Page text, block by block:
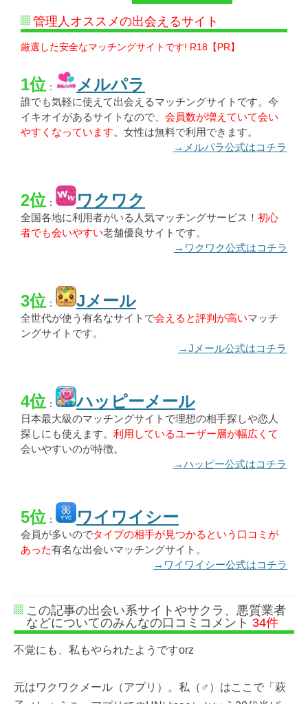
管理人オススメの出会えるサイト
厳選した安全なマッチングサイトです! R18【PR】
1位： メルパラ
誰でも気軽に使えて出会えるマッチングサイトです。今
イキオイがあるサイトなので、 会員数が増えていて会い
やすくなっています。女性は無料で利用できます。
→メルパラ公式はコチラ
2位： ワクワク
全国各地に利用者がいる人気マッチングサービス！ 初心
者でも会いやすい老舗優良サイトです。
→ワクワク公式はコチラ
3位： Jメール
全世代が使う有名なサイトで会えると評判が高いマッチ
ングサイトです。
→Jメール公式はコチラ
4位： ハッピーメール
日本最大級のマッチングサイトで理想の相手探しや恋人
探しにも使えます。 利用しているユーザー層が幅広くて
会いやすいのが特徴。
→ハッピー公式はコチラ
5位： ワイワイシー
会員が多いのでタイプの相手が見つかるという口コミが
あった有名な出会いマッチングサイト。
→ワイワイシー公式はコチラ
この記事の出会い系サイトやサクラ、悪質業者
などについてのみんなの口コミコメント 34件
不覚にも、私もやられたようですorz
元はワクワクメール（アプリ）。私（♂）はここで「萩